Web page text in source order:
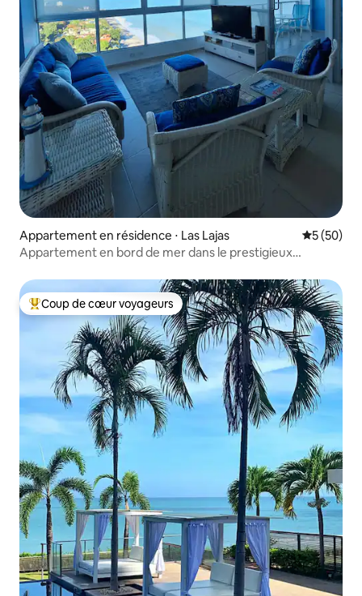
Appartement en résidence ⋅ Las Lajas
5 (50)
Appartement en bord de mer dans le prestigieux
Coups de cœur voyageurs les plus appréciés
Coup de cœur voyageurs